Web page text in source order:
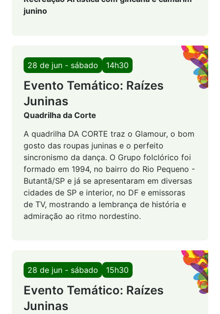
junino
28 de jun - sábado 14h30
Evento Temático: Raízes
Juninas
Quadrilha da Corte
A quadrilha DA CORTE traz o Glamour, o bom
gosto das roupas juninas e o perfeito
sincronismo da dança. O Grupo folclórico foi
formado em 1994, no bairro do Rio Pequeno -
Butantã/SP e já se apresentaram em diversas
cidades de SP e interior, no DF e emissoras
de TV, mostrando a lembrança de história e
admiração ao ritmo nordestino.
28 de jun - sábado 15h30
Evento Temático: Raízes
Juninas